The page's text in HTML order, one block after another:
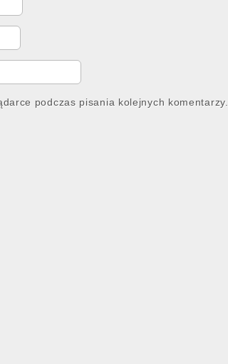
podczas pisania kolejnych komentarzy.